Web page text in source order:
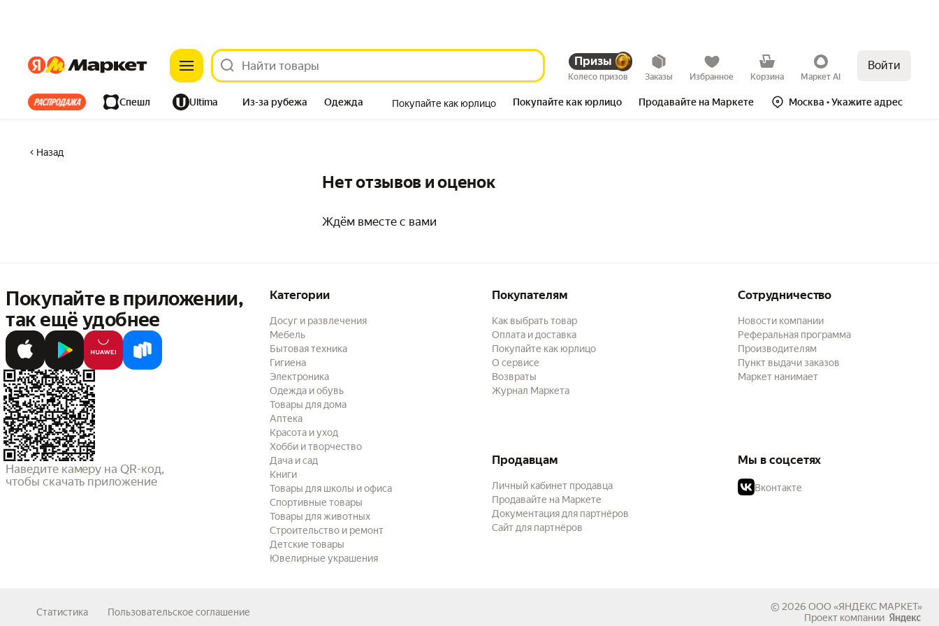
ЯндексЯндекс Призы
Колесо призов Заказы Избранное Корзина Маркет AI
Войти
Все хиты Спешл Ultima Из-за рубежа Одежда Покупайте как юрлицо Покупайте как юрлицо Продавайте на Маркете Москва • Укажите адрес
Назад
Нет отзывов и оценок
Ждём вместе с вами
Покупайте в приложении,
так ещё удобнее
Наведите камеру на QR-код,
чтобы скачать приложение
Категории
Досуг и развлечения
Мебель
Бытовая техника
Гигиена
Электроника
Одежда и обувь
Товары для дома
Аптека
Красота и уход
Хобби и творчество
Дача и сад
Книги
Товары для школы и офиса
Спортивные товары
Товары для животных
Строительство и ремонт
Детские товары
Ювелирные украшения
Покупателям
Как выбрать товар
Оплата и доставка
Покупайте как юрлицо
О сервисе
Возвраты
Журнал Маркета
Сотрудничество
Новости компании
Реферальная программа
Производителям
Пункт выдачи заказов
Маркет нанимает
Продавцам
Личный кабинет продавца
Продавайте на Маркете
Документация для партнёров
Сайт для партнёров
Мы в соцсетях
Вконтакте
Статистика Пользовательское соглашение © 2026 ООО «ЯНДЕКС МАРКЕТ»
Проект компании